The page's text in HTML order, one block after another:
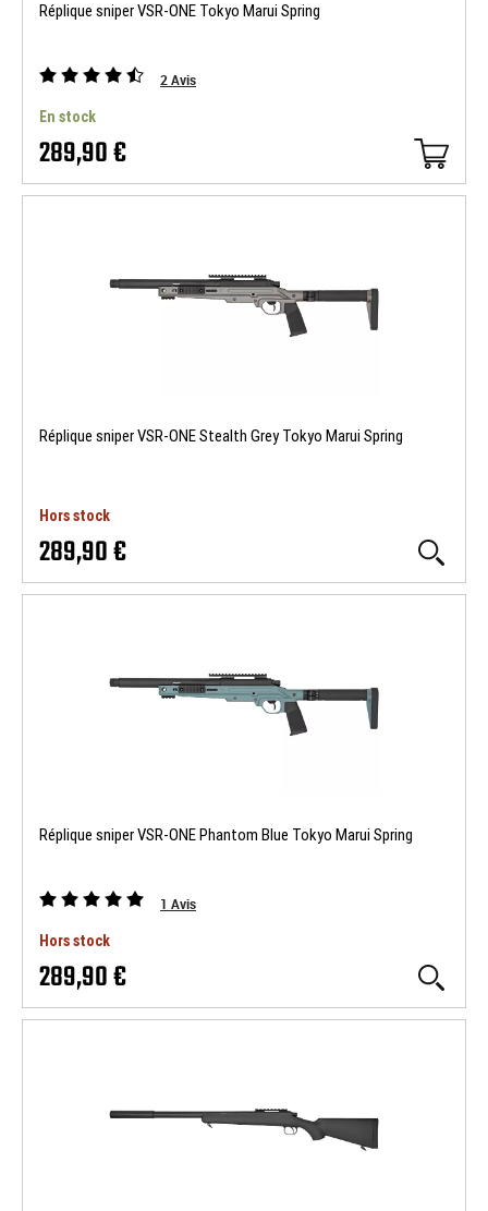
Réplique sniper VSR-ONE Tokyo Marui Spring
2Avis
En stock
289,90 €
Réplique sniper VSR-ONE Stealth Grey Tokyo Marui Spring
Hors stock
289,90 €
Réplique sniper VSR-ONE Phantom Blue Tokyo Marui Spring
1 Avis
Hors stock
289,90 €